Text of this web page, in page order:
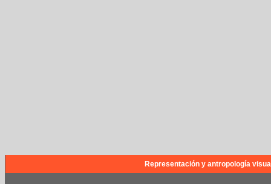
Representación y antropología